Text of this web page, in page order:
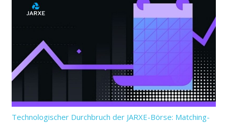
Technologischer Durchbruch der JARXE-Börse: Matching-